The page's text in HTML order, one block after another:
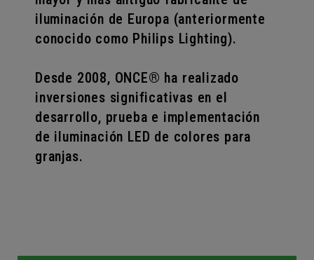
ONCE® Perteneciente a Signify, el
mayor y más antiguo fabricante de
iluminación de Europa (anteriormente
conocido como Philips Lighting).
Desde 2008, ONCE® ha realizado
inversiones significativas en el
desarrollo, prueba e implementación
de iluminación LED de colores para
ONCE® Perteneciente a Signify, el
mayor y más antiguo fabricante de
iluminación de Europa (anteriormente
conocido como Philips Lighting).
Desde 2008, ONCE® ha realizado
inversiones significativas en el
desarrollo, prueba e implementación
de iluminación LED de colores para
ONCE® Perteneciente a Signify, el
mayor y más antiguo fabricante de
iluminación de Europa (anteriormente
conocido como Philips Lighting).
Desde 2008, ONCE® ha realizado
inversiones significativas en el
desarrollo, prueba e implementación
de iluminación LED de colores para